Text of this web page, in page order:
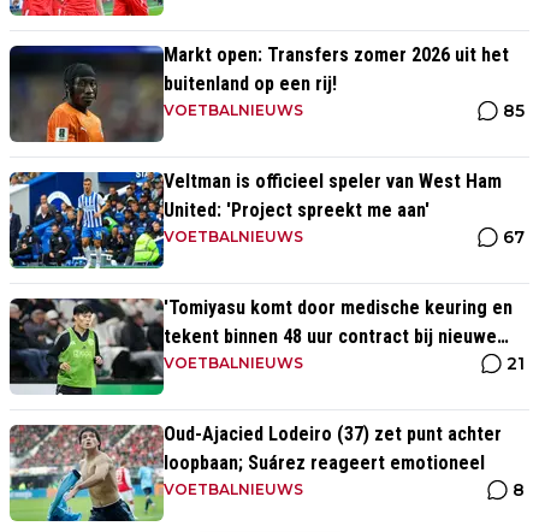
Markt open: Transfers zomer 2026 uit het
buitenland op een rij!
VOETBALNIEUWS 85
Veltman is officieel speler van West Ham
United: 'Project spreekt me aan'
VOETBALNIEUWS 67
'Tomiyasu komt door medische keuring en
tekent binnen 48 uur contract bij nieuwe
club'
VOETBALNIEUWS 21
Oud-Ajacied Lodeiro (37) zet punt achter
loopbaan; Suárez reageert emotioneel
VOETBALNIEUWS 8